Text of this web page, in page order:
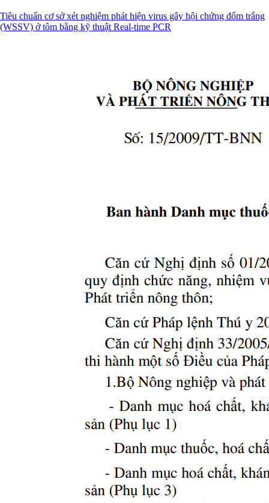
Tiêu chuẩn cơ sở xét nghiệm phát hiện virus gây hội chứng đốm trắng
(WSSV) ở tôm bằng kỹ thuật Real-time PCR